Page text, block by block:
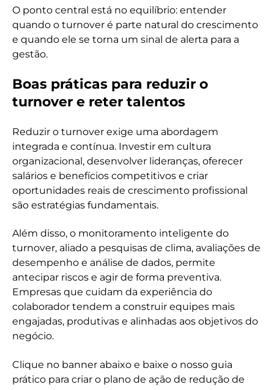
O ponto central está no equilíbrio: entender
quando o turnover é parte natural do crescimento
e quando ele se torna um sinal de alerta para a
gestão.
Boas práticas para reduzir o
turnover e reter talentos
Reduzir o turnover exige uma abordagem
integrada e contínua. Investir em cultura
organizacional, desenvolver lideranças, oferecer
salários e benefícios competitivos e criar
oportunidades reais de crescimento profissional
são estratégias fundamentais.
Além disso, o monitoramento inteligente do
turnover, aliado a pesquisas de clima, avaliações de
desempenho e análise de dados, permite
antecipar riscos e agir de forma preventiva.
Empresas que cuidam da experiência do
colaborador tendem a construir equipes mais
engajadas, produtivas e alinhadas aos objetivos do
negócio.
Clique no banner abaixo e baixe o nosso guia
prático para criar o plano de ação de redução de